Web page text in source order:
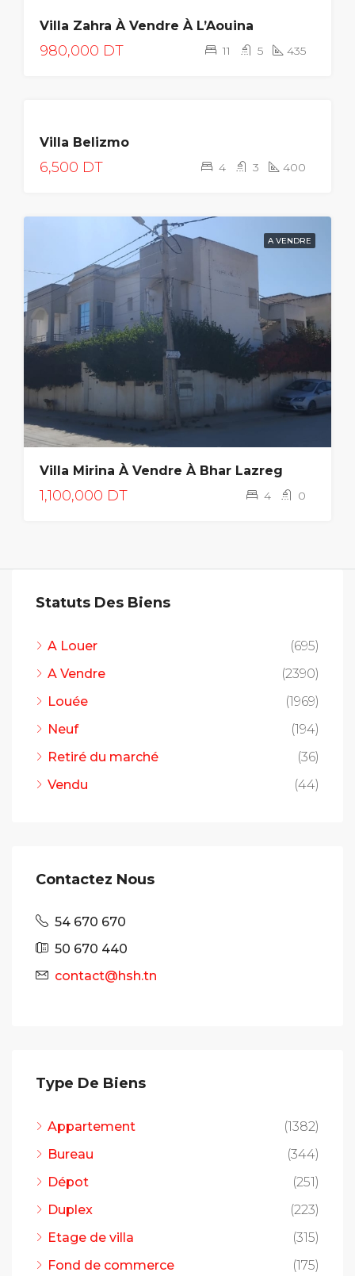
VENDRE
Villa Zahra À Vendre À L’Aouina
980,000 DT 11 5 435
Villa Belizmo
6,500 DT 4 3 400
A VENDRE
Villa Mirina À Vendre À Bhar Lazreg
1,100,000 DT 4 0
Statuts Des Biens
A Louer
(695)
A Vendre
(2390)
Louée
(1969)
Neuf
(194)
Retiré du marché
(36)
Vendu
(44)
Contactez Nous
54 670 670
50 670 440
contact@hsh.tn
Type De Biens
Appartement
(1382)
Bureau
(344)
Dépot
(251)
Duplex
(223)
Etage de villa
(315)
Fond de commerce
(175)